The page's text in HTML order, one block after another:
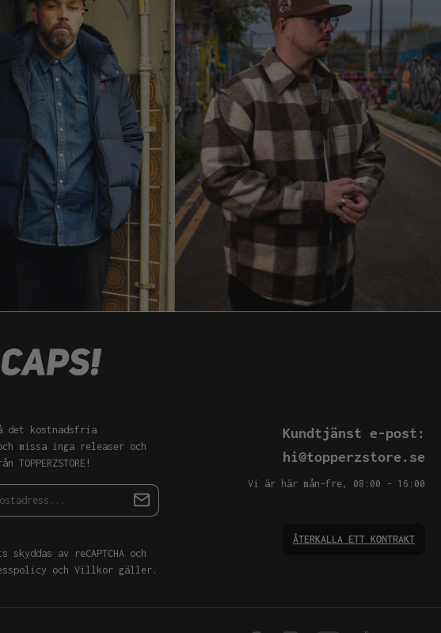
det kostnadsfria
missa inga releaser och
TOPPERZSTORE!
skyddas av reCAPTCHA och
och Villkor gäller.
Kundtjänst e-post:
hi@topperzstore.se
Vi är här mån-fre, 08:00 - 16:00
ÅTERKALLA ETT KONTRAKT